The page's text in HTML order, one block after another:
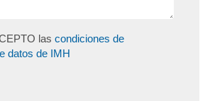
las condiciones de
datos de IMH